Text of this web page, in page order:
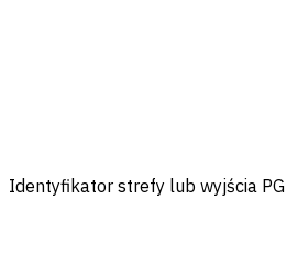
Identyfikator strefy lub wyjścia PG